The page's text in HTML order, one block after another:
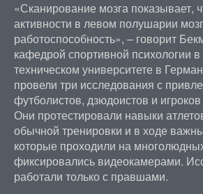
«Сканирование мозга показывает,
активности в левом полушарии
работоспособность», – говорит
кафедрой спортивной психологии
техническом университете в
провели три исследования с
футболистов, дзюдоистов и
Они протестировали навыки
обычной тренировки и в ходе
которые проходили на
фиксировались видеокамерами.
работали только с правшами.